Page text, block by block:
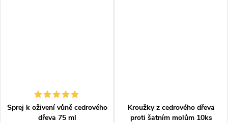
Sprej k oživení vůně cedrového
dřeva 75 ml
Kroužky z cedrového dřeva
proti šatním molům 10ks